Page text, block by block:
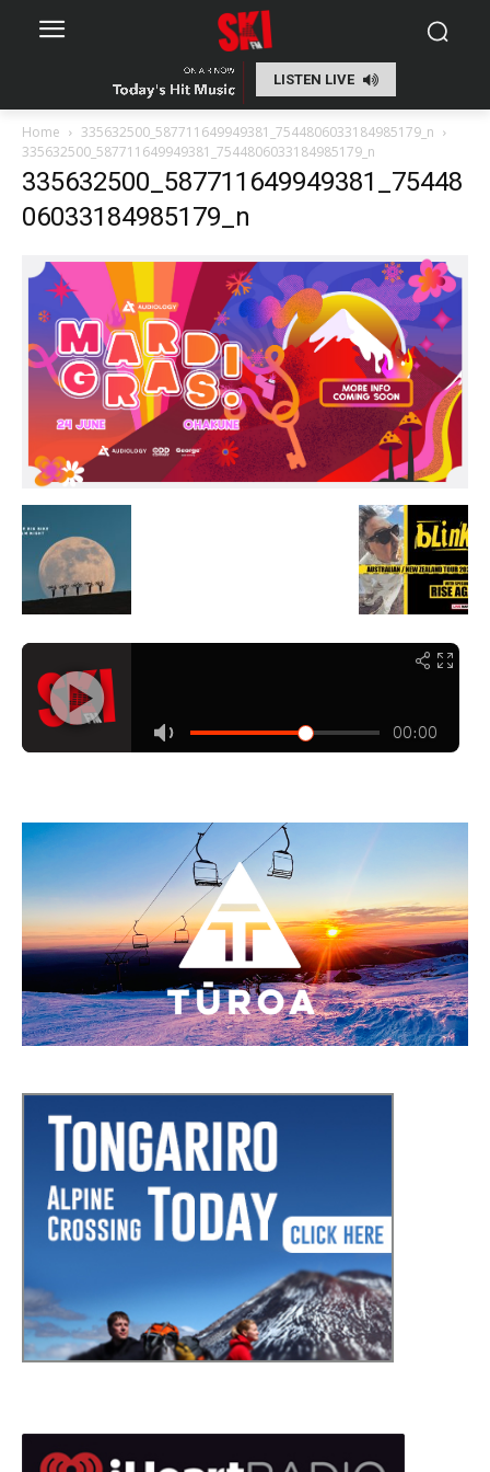
LISTEN LIVE
Home
335632500_587711649949381_7544806033184985179_n
335632500_587711649949381_7544806033184985179_n
335632500_587711649949381_75448
06033184985179_n